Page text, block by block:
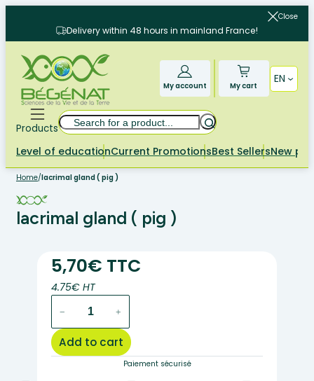
content
Close
Delivery within 48 hours in mainland France!
My account My cart
EN
Products
Search
Level of educationCurrent PromotionsBest SellersNew
Home/lacrimal gland ( pig )
lacrimal gland ( pig )
5,70€ TTC
4.75€ HT
(
pig
− +
Add to cart
Paiement sécurisé